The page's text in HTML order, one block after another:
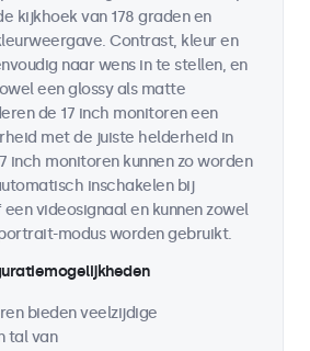
kijkhoek van 178 graden en
Contrast, kleur en
naar wens in te stellen, en
een glossy als matte
de 17 inch monitoren een
met de juiste helderheid in
inch monitoren kunnen zo worden
inschakelen bij
videosignaal en kunnen zowel
modus worden gebruikt.
bieden veelzijdige
tal van